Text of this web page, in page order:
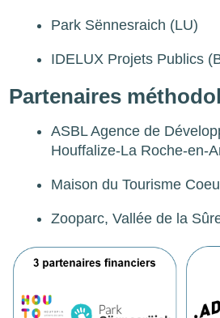
Park Sënnesraich (LU)
IDELUX Projets Publics
Partenaires
ASBL Agence de
Houffalize-La Roche-en-
Maison du Tourisme
Zooparc, Vallée de la
Image